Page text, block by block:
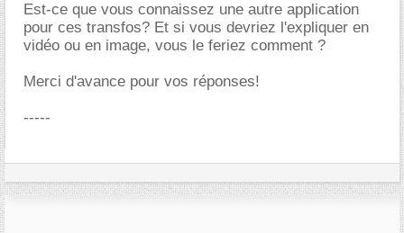
Est-ce que vous connaissez une autre application
pour ces transfos? Et si vous devriez l'expliquer en
vidéo ou en image, vous le feriez comment ?
Merci d'avance pour vos réponses!
-----